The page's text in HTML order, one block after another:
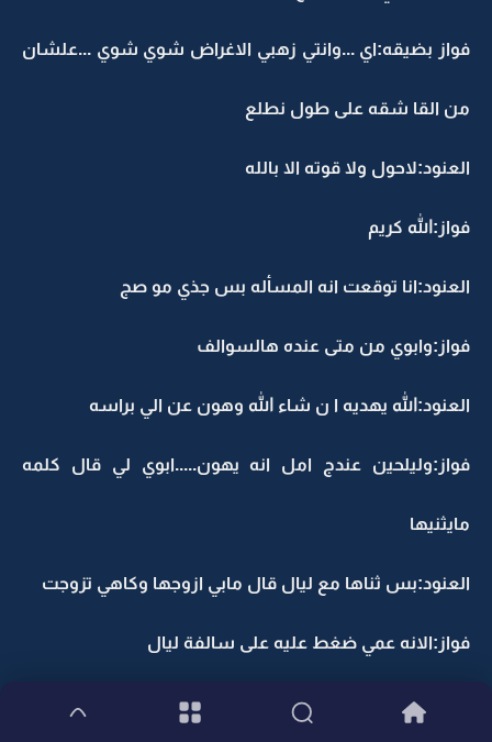
فواز بضيقه:اي ...وانتي زهبي الاغراض شوي شوي ...علشان
من القا شقه على طول نطلع
العنود:لاحول ولا قوته الا بالله
فواز:الله كريم
العنود:انا توقعت انه المسأله بس جذي مو صج
فواز:وابوي من متى عنده هالسوالف
العنود:الله يهديه ا ن شاء الله وهون عن الي براسه
فواز:وليلحين عندج امل انه يهون.....ابوي لي قال كلمه
مايثنيها
العنود:بس ثناها مع ليال قال مابي ازوجها وكاهي تزوجت
فواز:الانه عمي ضغط عليه على سالفة ليال
العنود:انزين كلم عمك خل يكلمه